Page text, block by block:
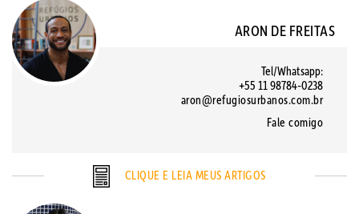
ARON DE FREITAS
Tel/Whatsapp:
+55 11 98784-0238
aron@refugiosurbanos.com.br
Fale comigo
CLIQUE E LEIA MEUS ARTIGOS